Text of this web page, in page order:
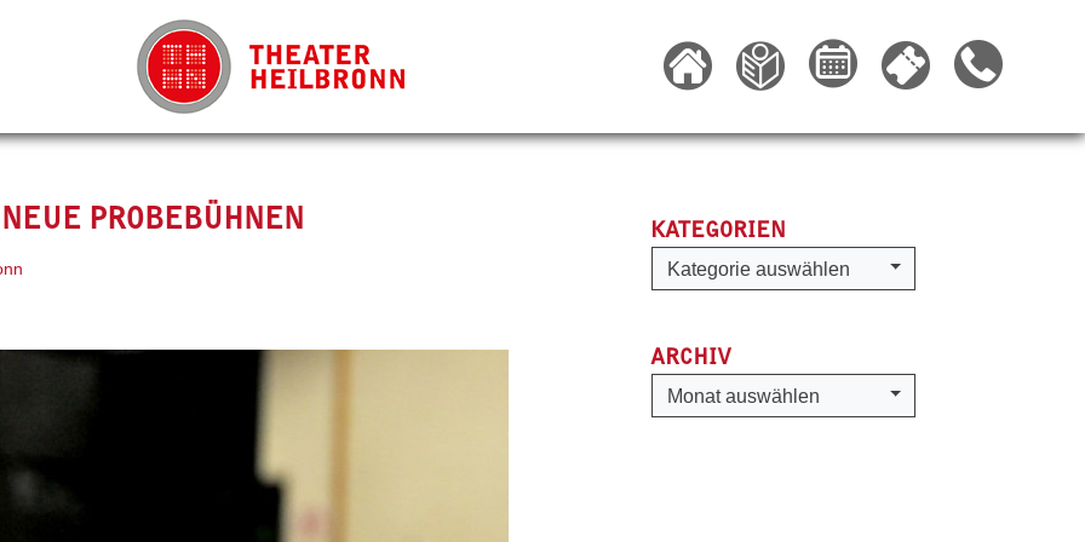
PROBEBÜHNEN KATEGORIEN
Kategorien
Kategorie auswählen
ARCHIV
Archiv
Monat auswählen